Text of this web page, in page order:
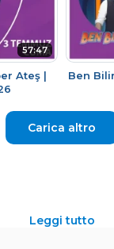
57:47
Ateş |
Ben
Carica altro
Leggi tutto